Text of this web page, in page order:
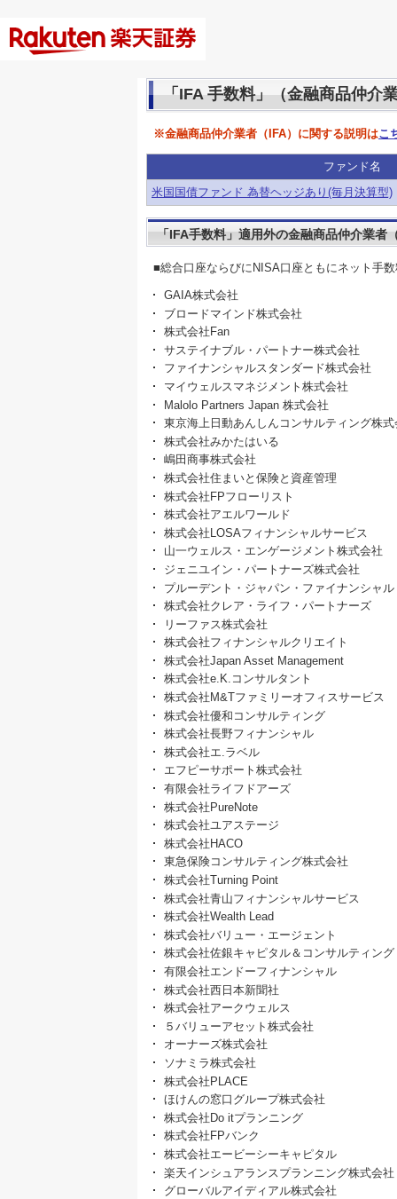
「IFA 手数料」（金融商品仲介
※金融商品仲介業者（IFA）に関する説明はこ
ファンド名
米国国債ファンド 為替ヘッジあり(毎月決算型)
「IFA手数料」適用外の金融商品仲介業者
■総合口座ならびにNISA口座ともにネット手
GAIA株式会社
ブロードマインド株式会社
株式会社Fan
サステイナブル・パートナー株式会社
ファイナンシャルスタンダード株式会社
マイウェルスマネジメント株式会社
Malolo Partners Japan 株式会社
東京海上日動あんしんコンサルティング株式
株式会社みかたはいる
嶋田商事株式会社
株式会社住まいと保険と資産管理
株式会社FPフローリスト
株式会社アエルワールド
株式会社LOSAフィナンシャルサービス
山一ウェルス・エンゲージメント株式会社
ジェニユイン・パートナーズ株式会社
プルーデント・ジャパン・ファイナンシャ
株式会社クレア・ライフ・パートナーズ
リーファス株式会社
株式会社フィナンシャルクリエイト
株式会社Japan Asset Management
株式会社e.K.コンサルタント
株式会社M&Tファミリーオフィスサービス
株式会社優和コンサルティング
株式会社長野フィナンシャル
株式会社エ.ラベル
エフピーサポート株式会社
有限会社ライフドアーズ
株式会社PureNote
株式会社ユアステージ
株式会社HACO
東急保険コンサルティング株式会社
株式会社Turning Point
株式会社青山フィナンシャルサービス
株式会社Wealth Lead
株式会社バリュー・エージェント
株式会社佐銀キャピタル＆コンサルティング
有限会社エンドーフィナンシャル
株式会社西日本新聞社
株式会社アークウェルス
５バリューアセット株式会社
オーナーズ株式会社
ソナミラ株式会社
株式会社PLACE
ほけんの窓口グループ株式会社
株式会社Do itプランニング
株式会社FPバンク
株式会社エービーシーキャピタル
楽天インシュアランスプランニング株式会社
グローバルアイディアル株式会社